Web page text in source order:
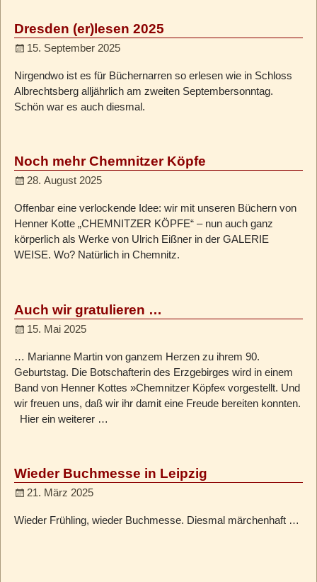
Dresden (er)lesen 2025
15. September 2025
Nirgendwo ist es für Büchernarren so erlesen wie in Schloss
Albrechtsberg alljährlich am zweiten Septembersonntag.
Schön war es auch diesmal.
Noch mehr Chemnitzer Köpfe
28. August 2025
Offenbar eine verlockende Idee: wir mit unseren Büchern von
Henner Kotte „CHEMNITZER KÖPFE“ – nun auch ganz
körperlich als Werke von Ulrich Eißner in der GALERIE
WEISE. Wo? Natürlich in Chemnitz.
Auch wir gratulieren …
15. Mai 2025
… Marianne Martin von ganzem Herzen zu ihrem 90.
Geburtstag. Die Botschafterin des Erzgebirges wird in einem
Band von Henner Kottes »Chemnitzer Köpfe« vorgestellt. Und
wir freuen uns, daß wir ihr damit eine Freude bereiten konnten.
Hier ein weiterer …
Wieder Buchmesse in Leipzig
21. März 2025
Wieder Frühling, wieder Buchmesse. Diesmal märchenhaft …